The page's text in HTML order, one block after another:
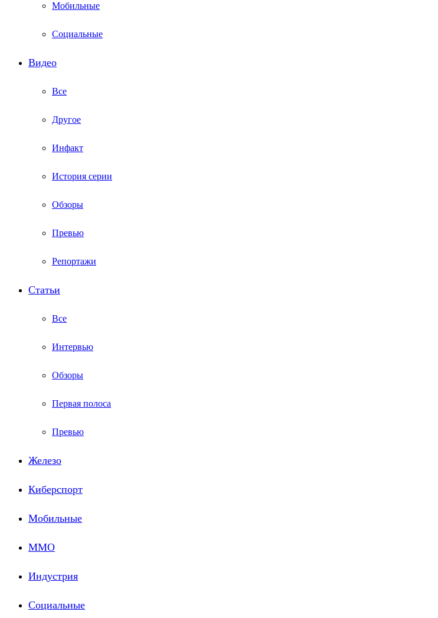
Мобильные
Социальные
Видео
Все
Другое
Инфакт
История серии
Обзоры
Превью
Репортажи
Статьи
Все
Интервью
Обзоры
Первая полоса
Превью
Железо
Киберспорт
Мобильные
ММО
Индустрия
Социальные